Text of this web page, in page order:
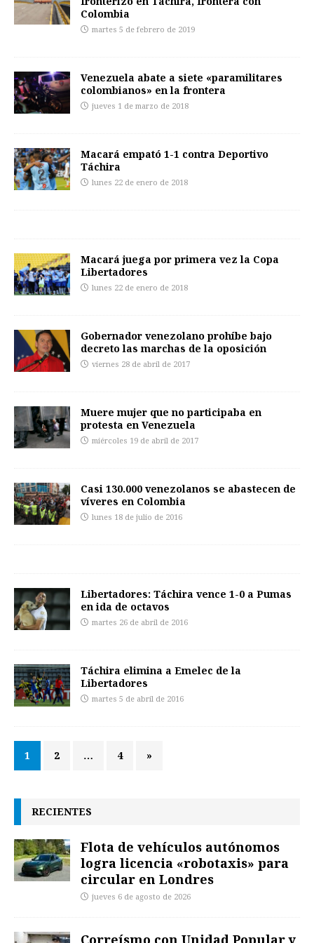
Colombia
martes 5 de febrero de 2019
Venezuela abate a siete «paramilitares
colombianos» en la frontera
jueves 1 de marzo de 2018
Macará empató 1-1 contra Deportivo
Táchira
lunes 22 de enero de 2018
Macará juega por primera vez la Copa
Libertadores
lunes 22 de enero de 2018
Gobernador venezolano prohíbe bajo
decreto las marchas de la oposición
viernes 28 de abril de 2017
Muere mujer que no participaba en
protesta en Venezuela
miércoles 19 de abril de 2017
Casi 130.000 venezolanos se abastecen de
víveres en Colombia
lunes 18 de julio de 2016
Libertadores: Táchira vence 1-0 a Pumas
en ida de octavos
martes 26 de abril de 2016
Táchira elimina a Emelec de la
Libertadores
martes 5 de abril de 2016
1 2 … 4 »
RECIENTES
Flota de vehículos autónomos
logra licencia «robotaxis» para
circular en Londres
jueves 6 de agosto de 2026